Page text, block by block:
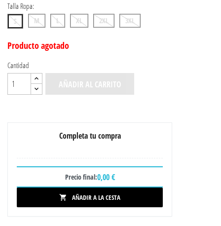
Talla Ropa:
S M L XL 2XL 3XL
Producto agotado
Cantidad
AÑADIR AL CARRITO
Completa tu compra
Precio final:0,00 €
 AÑADIR A LA CESTA